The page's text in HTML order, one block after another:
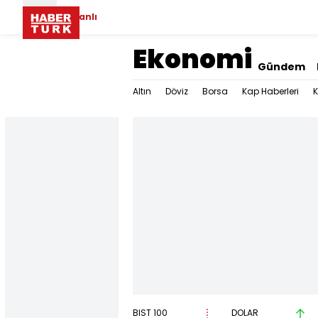
Canlı
Ekonomi Gündem
Altın Döviz Borsa Kap Haberleri
BIST 100 DOLAR